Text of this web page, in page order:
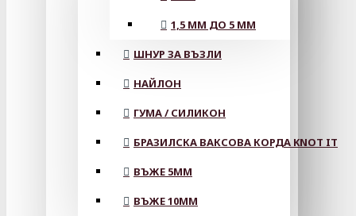
1,5 ММ ДО 5 ММ
ШНУР ЗА ВЪЗЛИ
НАЙЛОН
ГУМА / СИЛИКОН
БРАЗИЛСКА ВАКСОВА КОРДА KNOT IT
ВЪЖЕ 5MM
ВЪЖЕ 10MM